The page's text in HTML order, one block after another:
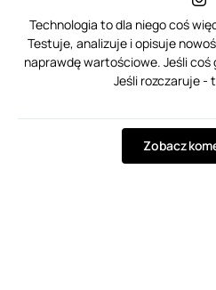
Technologia to dla niego coś
Testuje, analizuje i opisuje
naprawdę wartościowe. Jeśli coś
Jeśli rozczaruje -
Zobacz